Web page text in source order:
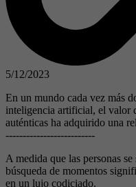
5/12/2023
En un mundo cada vez más
inteligencia artificial, el valor
auténticas ha adquirido una
--------------------------
A medida que las personas
búsqueda de momentos
en un lujo codiciado.